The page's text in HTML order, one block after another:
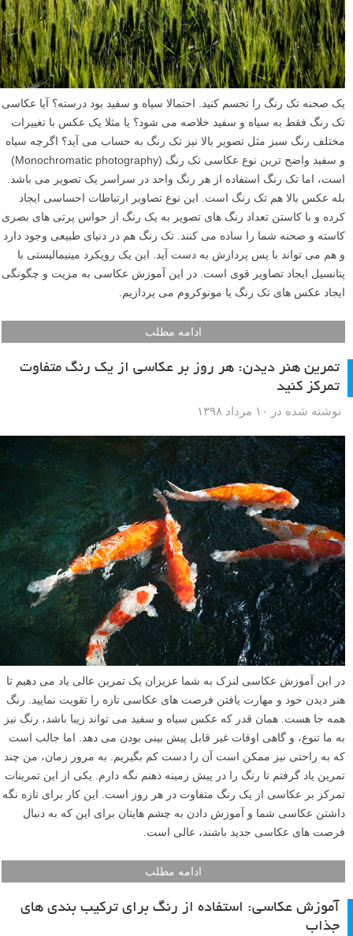
یک صحنه تک رنگ را تجسم کنید. احتمالا سیاه و سفید بود درسته؟ آیا عکاسی
تک رنگ فقط به سیاه و سفید خلاصه می شود؟ یا مثلا یک عکس با تغییرات
مختلف رنگ سبز مثل تصویر بالا نیز تک رنگ به حساب می آید؟ اگرچه سیاه
و سفید واضح ترین نوع عکاسی تک رنگ (Monochromatic photography)
است، اما تک رنگ استفاده از هر رنگ واحد در سراسر یک تصویر می باشد.
بله عکس بالا هم تک رنگ است. این نوع تصاویر ارتباطات احساسی ایجاد
کرده و با کاستن تعداد رنگ های تصویر به یک رنگ از حواس پرتی های بصری
کاسته و صحنه شما را ساده می کنند. تک رنگ هم در دنیای طبیعی وجود دارد
و هم می تواند با پس پردازش به دست آید. این یک رویکرد مینیمالیستی با
پتانسیل ایجاد تصاویر قوی است. در این آموزش عکاسی به مزیت و چگونگی
ایجاد عکس های تک رنگ یا مونوکروم می پردازیم.
ادامه مطلب
تمرین هنر دیدن: هر روز بر عکاسی از یک رنگ متفاوت
تمرکز کنید
نوشته شده در ۱۰ مرداد ۱۳۹۸
در این آموزش عکاسی لنزک به شما عزیزان یک تمرین عالی یاد می دهیم تا
هنر دیدن خود و مهارت یافتن فرصت های عکاسی تازه را تقویت نمایید. رنگ
همه جا هست. همان قدر که عکس سیاه و سفید می تواند زیبا باشد، رنگ نیز
به ما تنوع، و گاهی اوقات غیر قابل پیش بینی بودن می دهد. اما جالب است
که به راحتی نیز ممکن است آن را دست کم بگیریم. به مرور زمان، من چند
تمرین یاد گرفتم تا رنگ را در پیش زمینه ذهنم نگه دارم. یکی از این تمرینات
تمرکز بر عکاسی از یک رنگ متفاوت در هر روز است. این کار برای تازه نگه
داشتن عکاسی شما و آموزش دادن به چشم هایتان برای این که به دنبال
فرصت های عکاسی جدید باشند، عالی است.
ادامه مطلب
آموزش عکاسی: استفاده از رنگ برای ترکیب بندی های
جذاب